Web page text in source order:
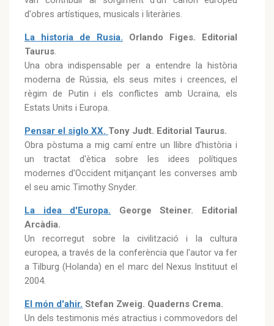
d'obres artístiques, musicals i literàries.
La historia de Rusia.
Orlando Figes. Editorial
Taurus.
Una obra indispensable per a entendre la història
moderna de Rússia, els seus mites i creences, el
règim de Putin i els conflictes amb Ucraïna, els
Estats Units i Europa.
Pensar el siglo XX. Tony Judt. Editorial Taurus.
Obra pòstuma a mig camí entre un llibre d'història i
un tractat d'ètica sobre les idees polítiques
modernes d'Occident mitjançant les converses amb
el seu amic Timothy Snyder.
La idea d'Europa.
George Steiner. Editorial
Arcàdia.
Un recorregut sobre la civilització i la cultura
europea, a través de la conferència que l'autor va fer
a Tilburg (Holanda) en el marc del Nexus Instituut el
2004.
El món d'ahir. Stefan Zweig. Quaderns Crema.
Un dels testimonis més atractius i commovedors del